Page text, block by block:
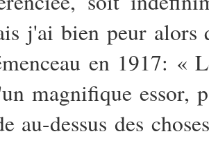
j'ai bien peur alors
en 1917: «
magnifique essor,
au-dessus des